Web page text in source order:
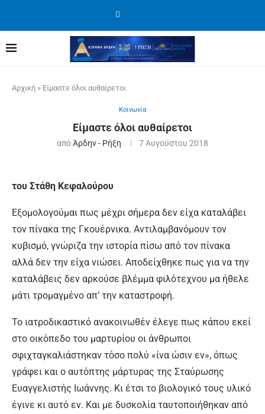
Αρχική » Είμαστε όλοι αυθαίρετοι
Κοινωνία
Είμαστε όλοι αυθαίρετοι
απόΆρδην - Ρήξη 7 Αυγούστου 2018
του Στάθη Κεφαλούρου
Εξομολογούμαι πως μέχρι σήμερα δεν είχα καταλάβει
τον πίνακα της Γκουέρνικα. Αντιλαμβανόμουν τον
κυβισμό, γνώριζα την ιστορία πίσω από τον πίνακα
αλλά δεν την είχα νιώσει. Αποδείχθηκε πως για να την
καταλάβεις δεν αρκούσε βλέμμα φιλότεχνου μα ήθελε
μάτι τρομαγμένο απ’ την καταστροφή.
Το ιατροδικαστικό ανακοινωθέν έλεγε πως κάπου εκεί
στο οικόπεδο του μαρτυρίου οι άνθρωποι
σφιχταγκαλιάστηκαν τόσο πολύ «ίνα ώσιν εν», όπως
γράφει και ο αυτόπτης μάρτυρας της Σταύρωσης
Ευαγγελιστής Ιωάννης. Κι έτσι το βιολογικό τους υλικό
έγινε κι αυτό εν. Και με δυσκολία ταυτοποιήθηκαν από